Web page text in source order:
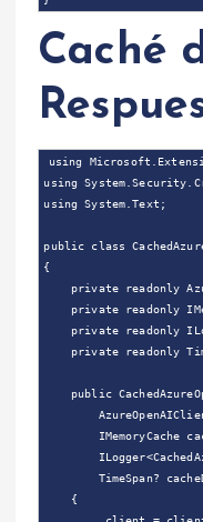
Caché
using
using
using System.Text;
public class
{
private readonly
private readonly
private readonly
private readonly
public
IMemoryCache
TimeSpan?
    {